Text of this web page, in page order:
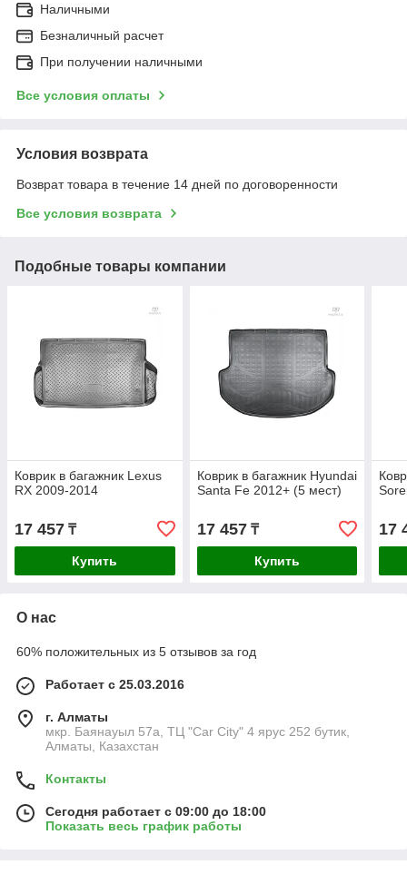
Наличными
Безналичный расчет
При получении наличными
Все условия оплаты
Условия возврата
Возврат товара в течение 14 дней по договоренности
Все условия возврата
Подобные товары компании
Коврик в багажник Lexus
RX 2009-2014
17 457 ₸
Купить
Коврик в багажник Hyundai
Santa Fe 2012+ (5 мест)
17 457₸
Купить
17
О нас
60% положительных из 5 отзывов за год
Работает с 25.03.2016
г. Алматы
мкр. Баянауыл 57а, ТЦ "Car Сity" 4 ярус 252 бутик,
Алматы, Казахстан
Контакты
Сегодня работает с 09:00 до 18:00
Показать весь график работы